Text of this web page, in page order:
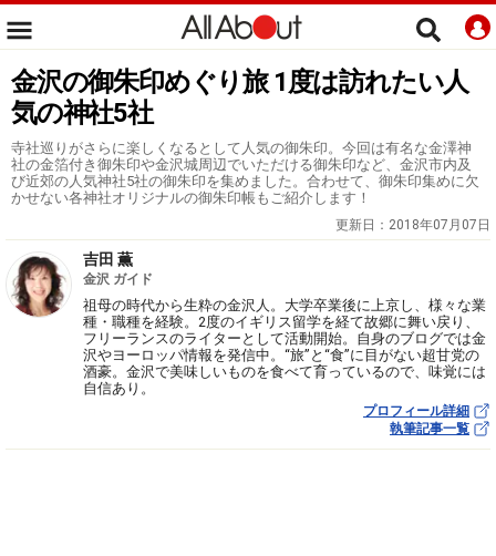
金沢の御朱印めぐり旅 1度は訪れたい人
気の神社5社
寺社巡りがさらに楽しくなるとして人気の御朱印。今回は有名な金澤神
社の金箔付き御朱印や金沢城周辺でいただける御朱印など、金沢市内及
び近郊の人気神社5社の御朱印を集めました。合わせて、御朱印集めに欠
かせない各神社オリジナルの御朱印帳もご紹介します！
更新日： 2018年07月07日
吉田 薫
金沢 ガイド
祖母の時代から生粋の金沢人。大学卒業後に上京し、様々な業
種・職種を経験。2度のイギリス留学を経て故郷に舞い戻り、
フリーランスのライターとして活動開始。自身のブログでは金
沢やヨーロッパ情報を発信中。“旅”と“食”に目がない超甘党の
酒豪。金沢で美味しいものを食べて育っているので、味覚には
自信あり。
プロフィール詳細
執筆記事一覧